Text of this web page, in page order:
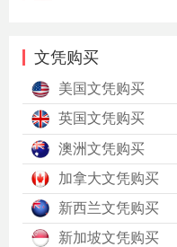
文凭购买
美国文凭购买
英国文凭购买
澳洲文凭购买
加拿大文凭购买
新西兰文凭购买
新加坡文凭购买